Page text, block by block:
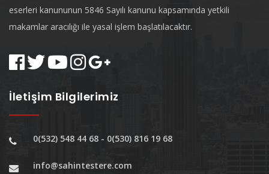
eserleri kanununun 5846 Sayılı kanunu kapsamında yetkili
makamlar aracılığı ile yasal işlem başlatılacaktır.
İletişim Bilgilerimiz
0(532) 548 44 68 - 0(530) 816 19 68
info@sahintestere.com